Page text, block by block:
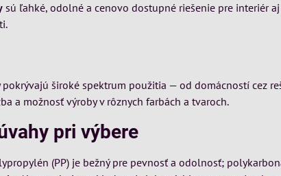
sú ľahké, odolné a cenovo dostupné riešenie pre interiér
široké spektrum použitia — od domácností cez
a možnosť výroby v rôznych farbách a tvaroch.
pri výbere
(PP) je bežný pre pevnosť a odolnosť;